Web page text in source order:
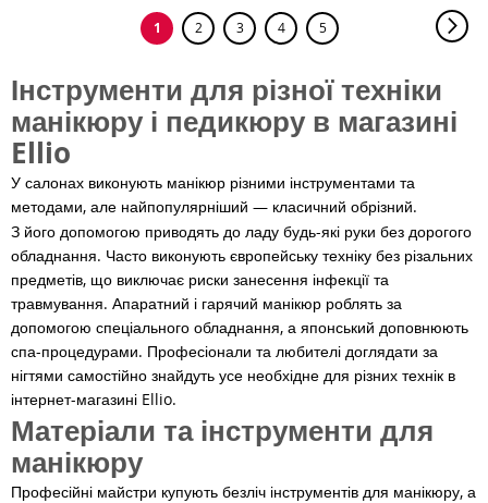
БАЖАНЬ
Сторінка
You're
currently
1 Сторінка
2 Сторінка
3 Сторінка
4 Сторінка
5
Інструменти для різної техніки
манікюру і педикюру в магазині
Ellio
У салонах виконують манікюр різними інструментами та
методами, але найпопулярніший — класичний обрізний.
З його допомогою приводять до ладу будь-які руки без дорогого
обладнання. Часто виконують європейську техніку без різальних
предметів, що виключає риски занесення інфекції та
травмування. Апаратний і гарячий манікюр роблять за
допомогою спеціального обладнання, а японський доповнюють
спа-процедурами. Професіонали та любителі доглядати за
нігтями самостійно знайдуть усе необхідне для різних технік в
інтернет-магазині Ellio.
Матеріали та інструменти для
манікюру
Професійні майстри купують безліч інструментів для манікюру, а